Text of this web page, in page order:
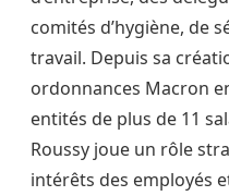
comités d’hygiène, de
travail. Depuis sa
ordonnances Macron
entités de plus de 11
Roussy joue un rôle
intérêts des employés